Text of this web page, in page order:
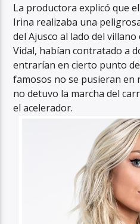
La productora explicó que
Irina realizaba una
del Ajusco al lado del villano
Vidal, habían contratado a
entrarían en cierto punto
famosos no se pusieran en
no detuvo la marcha del
el acelerador.